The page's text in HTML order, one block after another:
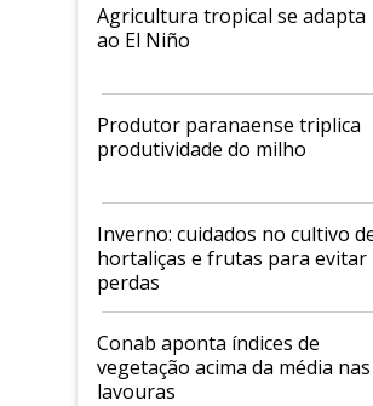
Agricultura tropical se adapta
ao El Niño
Produtor paranaense triplica
produtividade do milho
Inverno: cuidados no cultivo
hortaliças e frutas para evitar
perdas
Conab aponta índices de
vegetação acima da média nas
lavouras